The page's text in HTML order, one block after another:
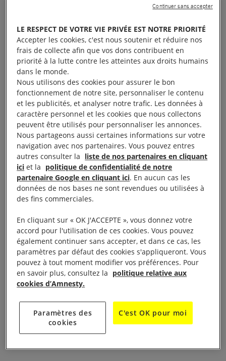
terres palestiniennes, autorisent un nombre record
existent déjà et officialisent l’enregistrement de
terres en Cisjordanie en tant que propriété de l’État
israélien. Les gouvernements israéliens successifs
ont mené des politiques visant à étendre les
colonies et à renforcer l’occupation et l’apartheid,
mais ces dispositifs montrent que le gouvernement
actuel a « mis le turbo », en marge du génocide
perpétré à Gaza.
« Nous sommes face à un État, dirigé par un
Premier ministre recherché par la Cour pénale
internationale pour des accusations de crimes de
guerre et crimes contre l’humanité, qui se gausse de
défier le droit international. Malgré des centaines de
résolutions de l’ONU, les avis consultatifs de la Cour
internationale de justice et une condamnation
mondiale, Israël poursuit l’expansion de ses colonies
illégales, renforçant son système d’apartheid et
détruisant la vie et les moyens de subsistance des
Palestinien·ne·s », a déclaré Erika Guevara-Rosas,
directrice générale de la recherche, du plaidoyer,
LE RESPECT DE VOTRE VIE PRIVÉE EST NOTRE PRIORITÉ
Accepter les cookies, c'est nous soutenir et réduire nos
frais de collecte afin que vos dons contribuent en
priorité à la lutte contre les atteintes aux droits humains
dans le monde.
Nous utilisons des cookies pour assurer le bon
fonctionnement de notre site, personnaliser le contenu
et les publicités, et analyser notre trafic. Les données à
caractère personnel et les cookies que nous collectons
peuvent être utilisés pour personnaliser les annonces.
Nous partageons aussi certaines informations sur votre
navigation avec nos partenaires. Vous pouvez entres
autres consulter la liste de nos partenaires en cliquant
ici et la politique de confidentialité de notre
partenaire Google en cliquant ici. En aucun cas les
données de nos bases ne sont revendues ou utilisées à
des fins commerciales.
En cliquant sur « OK J'ACCEPTE », vous donnez votre
accord pour l'utilisation de ces cookies. Vous pouvez
également continuer sans accepter, et dans ce cas, les
paramètres par défaut des cookies s'appliqueront. Vous
pouvez à tout moment modifier vos préférences. Pour
en savoir plus, consultez la politique relative aux
cookies d’Amnesty.
Paramètres des
cookies
C'est OK pour moi
Continuer sans accepter